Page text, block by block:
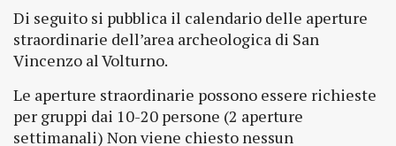
Di seguito si pubblica il calendario delle aperture
straordinarie dell’area archeologica di San
Vincenzo al Volturno.
Le aperture straordinarie possono essere richieste
per gruppi dai 10-20 persone (2 aperture
settimanali) Non viene chiesto nessun